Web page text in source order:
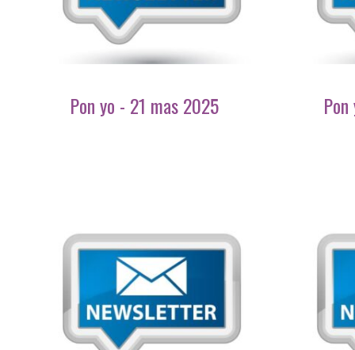
Pon yo - 21 mas 2025